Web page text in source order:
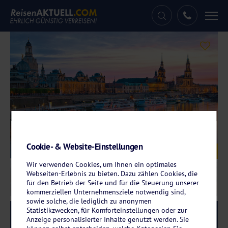
© santosha57 – fotolia.com
RRRR Reise-Code:
Cookie- & Website-Einstellungen
Wir verwenden Cookies, um Ihnen ein optimales
Webseiten-Erlebnis zu bieten. Dazu zählen Cookies, die
für den Betrieb der Seite und für die Steuerung unserer
kommerziellen Unternehmensziele notwendig sind,
sowie solche, die lediglich zu anonymen
Statistikzwecken, für Komforteinstellungen oder zur
Anzeige personalisierter Inhalte genutzt werden. Sie